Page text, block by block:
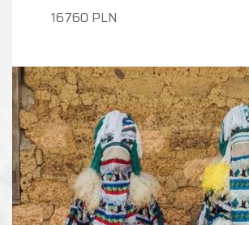
16760 PLN